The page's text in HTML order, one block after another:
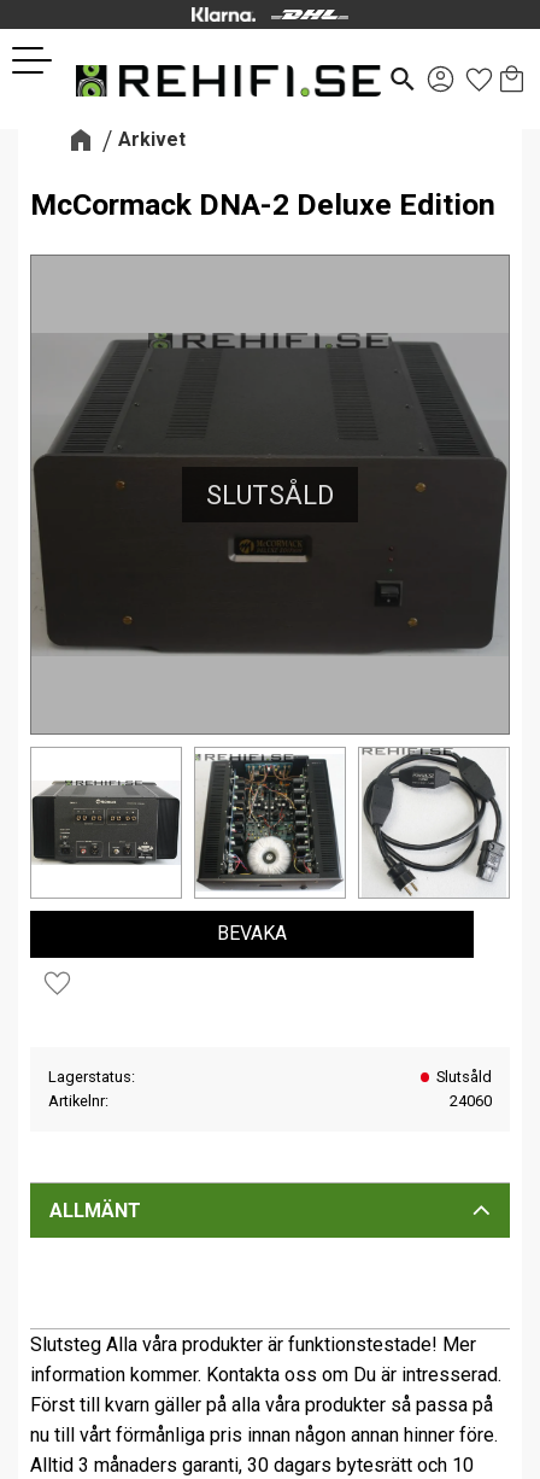
Meny
search
Arkivet
McCormack DNA-2 Deluxe Edition
SLUTSÅLD
Lägg till i favoriter
BEVAKA
Lagerstatus
Slutsåld
Artikelnr
24060
ALLMÄNT
Slutsteg Alla våra produkter är funktionstestade! Mer
information kommer. Kontakta oss om Du är intresserad.
Först till kvarn gäller på alla våra produkter så passa på
nu till vårt förmånliga pris innan någon annan hinner före.
Alltid 3 månaders garanti, 30 dagars bytesrätt och 10